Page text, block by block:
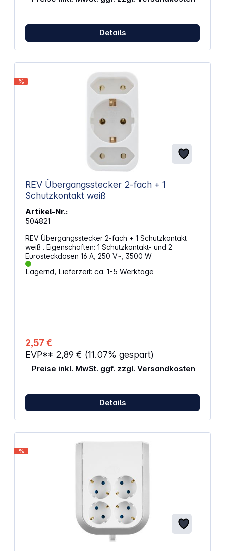
Details
%
REV Übergangsstecker 2-fach + 1
Schutzkontakt weiß
Artikel-Nr.:
504821
REV Übergangsstecker 2-fach + 1 Schutzkontakt
weiß . Eigenschaften: 1 Schutzkontakt- und 2
Eurosteckdosen 16 A, 250 V~, 3500 W
Lagernd, Lieferzeit: ca. 1-5 Werktage
2,57 €
EVP** 2,89 € (11.07% gespart)
Preise inkl. MwSt. ggf. zzgl. Versandkosten
Details
%